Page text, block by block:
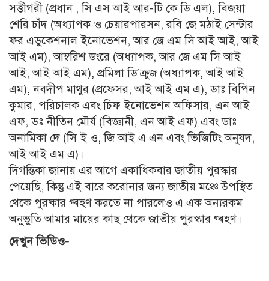
সত্তীগরী (প্রধান , সি এস আই আর-টি কে ডি এল), বিজয়া
শেরি চাঁদ (অধ্যাপক ও চেয়ারপারসন, রবি জে মঠাই সেন্টার
ফর এডুকেশনাল ইনোভেশন, আর জে এম সি আই আই, আই
আই এম), আম্বরিশ ডংরে (অধ্যাপক, আর জে এম সি আই
আই, আই আই এম), প্রমিলা ডি’ক্রুজ (অধ্যাপক, আই আই
এম), নবদীপ মাথুর (প্রফেসর, আই আই এম এ), ডাঃ বিপিন
কুমার, পরিচালক এবং চিফ ইনোভেশন অফিসার, এন আই
এফ, ডঃ নীতিন মৌর্য (বিজ্ঞানী, এন আই এফ) এবং ডাঃ
অনামিকা দে (সি ই ও, জি আই এ এন এবং ভিজিটিং অনুষদ,
আই আই এম এ)।
দিগন্তিকা জানায় এর আগে একাধিকবার জাতীয় পুরস্কার
পেয়েছি, কিন্তু এই বারে করোনার জন্য জাতীয় মঞ্চে উপস্থিত
থেকে পুরষ্কার গ্ৰহণ করতে না পারলেও এ এক অন্যরকম
অনুভুতি আমার মায়ের কাছ থেকে জাতীয় পুরস্কার গ্ৰহণ।
দেখুন ভিডিও-